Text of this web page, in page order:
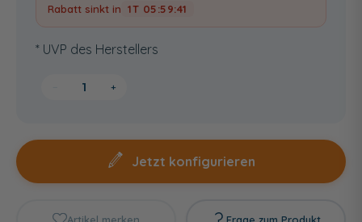
Rabatt sinkt in 1T 05:59:40
* UVP des Herstellers
+
Jetzt konfigurieren
Artikel merken Frage zum Produkt